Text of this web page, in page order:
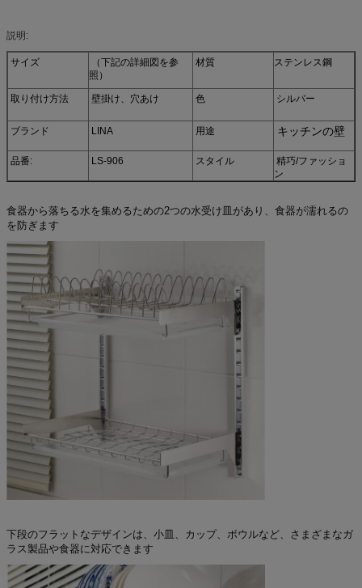
説明:
サイズ
（下記の詳細図を参
照）
材質 ステンレス鋼
取り付け方法 壁掛け、穴あけ 色 シルバー
ブランド LINA 用途 キッチンの壁
品番: LS-906 スタイル
精巧/ファッショ
ン
食器から落ちる水を集めるための2つの水受け皿があり、食器が濡れるの
を防ぎます
下段のフラットなデザインは、小皿、カップ、ボウルなど、さまざまなガ
ラス製品や食器に対応できます